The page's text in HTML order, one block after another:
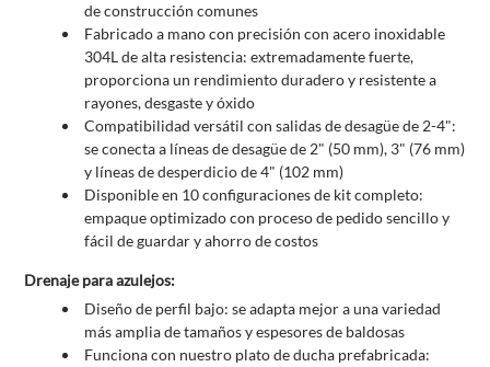
de construcción comunes
Fabricado a mano con precisión con acero inoxidable
304L de alta resistencia: extremadamente fuerte,
proporciona un rendimiento duradero y resistente a
rayones, desgaste y óxido
Compatibilidad versátil con salidas de desagüe de 2-4":
se conecta a líneas de desagüe de 2" (50 mm), 3" (76 mm)
y líneas de desperdicio de 4" (102 mm)
Disponible en 10 configuraciones de kit completo:
empaque optimizado con proceso de pedido sencillo y
fácil de guardar y ahorro de costos
Drenaje para azulejos:
Diseño de perfil bajo: se adapta mejor a una variedad
más amplia de tamaños y espesores de baldosas
Funciona con nuestro plato de ducha prefabricada: